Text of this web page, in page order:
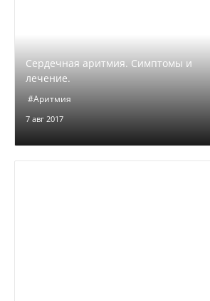
Сердечная аритмия. Симптомы и
лечение.
#Аритмия
7 авг 2017